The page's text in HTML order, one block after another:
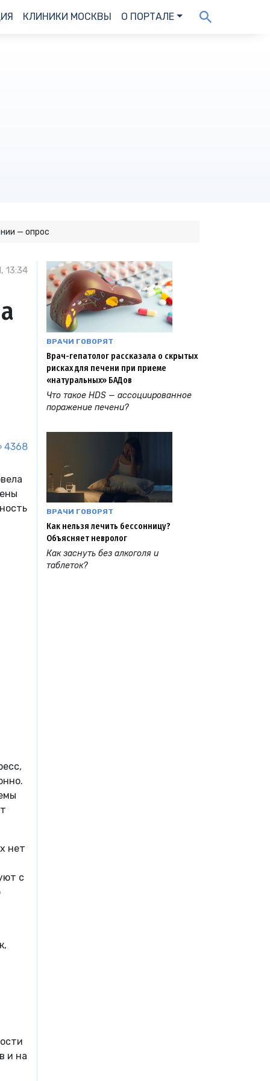
КЛИНИКИ МОСКВЫ О ПОРТАЛЕ
— опрос
13:34
4368
нет
с
и на
ВРАЧИ ГОВОРЯТ
Врач-гепатолог рассказала о скрытых
рисках для печени при приеме
«натуральных» БАДов
Что такое HDS — ассоциированное
поражение печени?
ВРАЧИ ГОВОРЯТ
Как нельзя лечить бессонницу?
Объясняет невролог
Как заснуть без алкоголя и
таблеток?